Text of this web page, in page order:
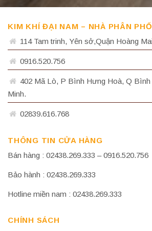
KIM KHÍ ĐẠI NAM – NHÀ PHÂN
114 Tam trinh, Yên sở,Quận Hoàng
0916.520.756
402 Mã Lò, P Bình Hưng Hoà, Q
Minh.
02839.616.768
THÔNG TIN CỬA HÀNG
Bán hàng : 02438.269.333 – 0916.520.756
Bảo hành : 02438.269.333
Hotline miền nam : 02438.269.333
CHÍNH SÁCH